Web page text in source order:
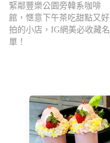
緊鄰豐樂公園旁韓系咖啡
館，愜意下午茶吃甜點又好
拍的小店，IG網美必收藏名
單！